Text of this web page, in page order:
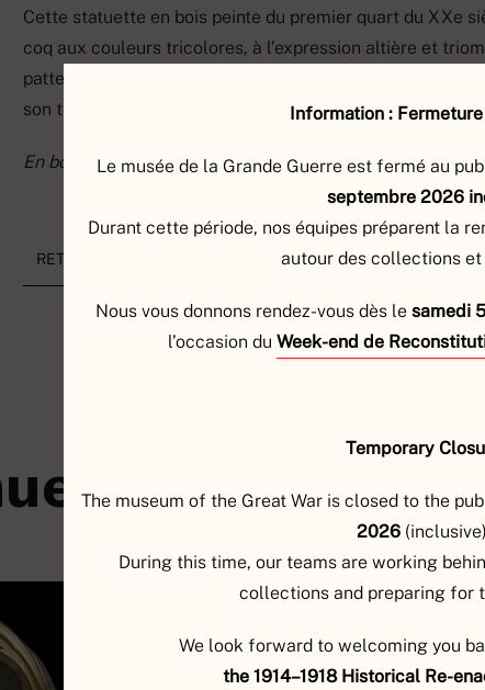
Information :
Le musée de la Grande Guerre est fermé au
septembre 2026
Durant cette période, nos équipes préparent la
autour des collections et
Nous vous donnons rendez-vous dès le samedi
l’occasion du Week-end de
Temporary
The museum of the Great War is closed to the
2026
During this time, our teams are working
collections and preparing for
We look forward to welcoming you
the 1914–1918 Historical Re-
Cette statuette en bois peinte du premier quart du XXe
coq aux couleurs tricolores, à l’expression altière et
pattes assurées le casque à pointe honni. C’est ici un
son trophée.
En bois, peinture acrylique, H. 30 x L. 15 x E. 5,5 cm. N°
RETOUR À LA LISTE DES COLLECTIONS
à explorer